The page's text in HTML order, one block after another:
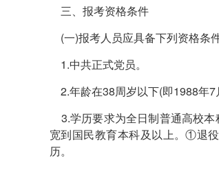
三、报考资格条件
(一)报考人员应具备下列资格条
1.中共正式党员。
2.年龄在38周岁以下(即1988年7
3.学历要求为全日制普通高校
宽到国民教育本科及以上。①退
历。